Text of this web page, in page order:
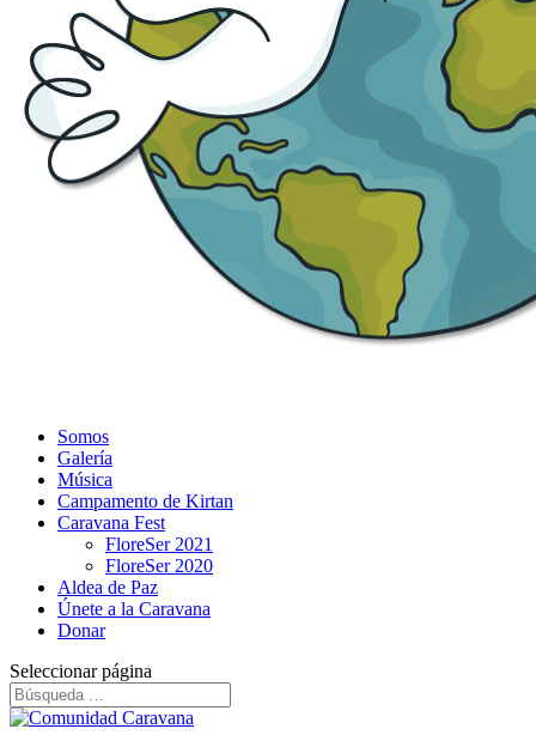
Somos
Galería
Música
Campamento de Kirtan
Caravana Fest
FloreSer 2021
FloreSer 2020
Aldea de Paz
Únete a la Caravana
Donar
Seleccionar página